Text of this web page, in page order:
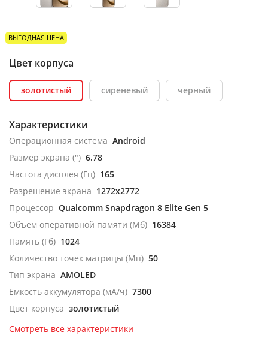
ВЫГОДНАЯ ЦЕНА
Цвет корпуса
золотистый сиреневый черный
Характеристики
Операционная система Android
Размер экрана (") 6.78
Частота дисплея (Гц) 165
Разрешение экрана 1272x2772
Процессор Qualcomm Snapdragon 8 Elite Gen 5
Объем оперативной памяти (Мб) 16384
Память (Гб) 1024
Количество точек матрицы (Мп) 50
Тип экрана AMOLED
Емкость аккумулятора (мА/ч) 7300
Цвет корпуса золотистый
Смотреть все характеристики